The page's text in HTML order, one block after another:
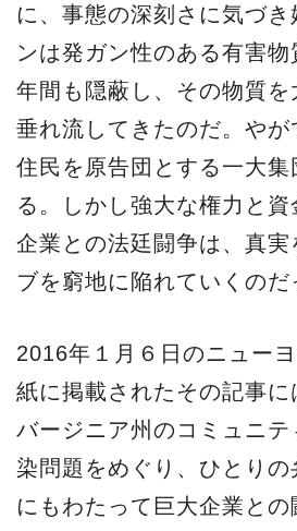
に、事態の深刻さに気づ
ンは発ガン性のある有害
年間も隠蔽し、その物質を
垂れ流してきたのだ。や
住民を原告団とする一大集
る。しかし強大な権力と
企業との法廷闘争は、真実
ブを窮地に陥れていくの
2016年１月６日のニュー
紙に掲載されたその記事に
バージニア州のコミュニ
染問題をめぐり、ひとり
にもわたって巨大企業と